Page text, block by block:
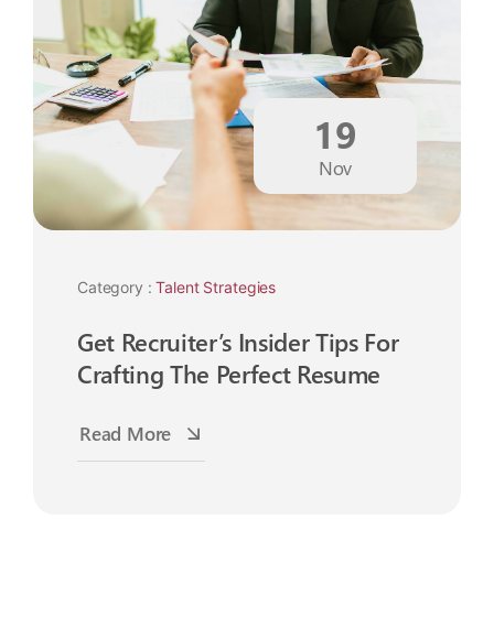
19
Nov
Category :Talent Strategies
Get Recruiter’s Insider Tips For
Crafting The Perfect Resume
Read More